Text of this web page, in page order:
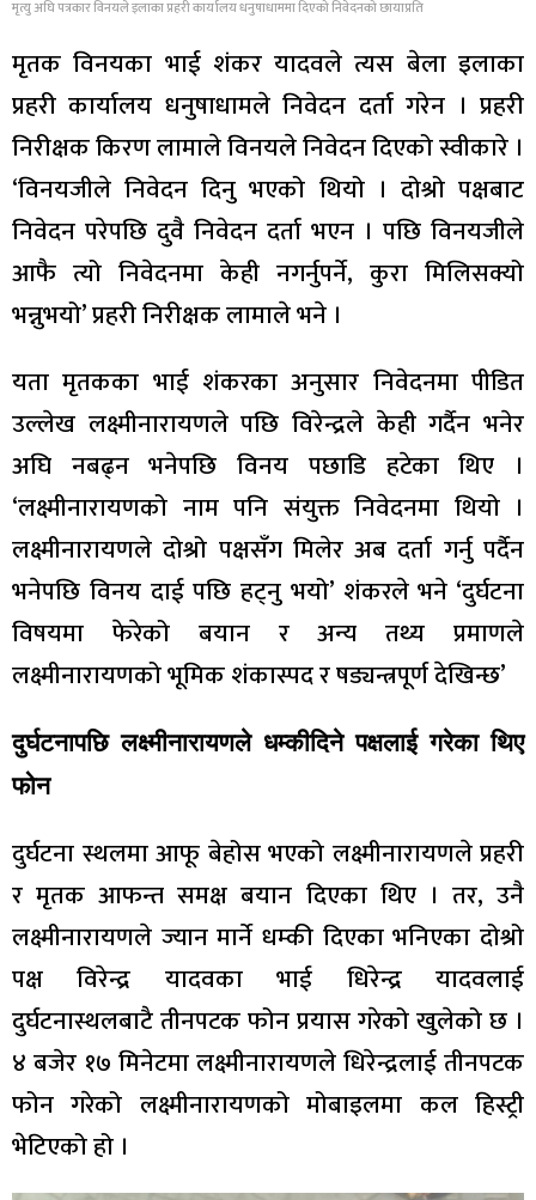
मृत्यु अघि पत्रकार विनयले इलाका प्रहरी कार्यालय धनुषाधाममा दिएको निवेदनको छायाप्रति
मृतक विनयका भाई शंकर यादवले त्यस बेला इलाका
प्रहरी कार्यालय धनुषाधामले निवेदन दर्ता गरेन । प्रहरी
निरीक्षक किरण लामाले विनयले निवेदन दिएको स्वीकारे ।
‘विनयजीले निवेदन दिनु भएको थियो । दोश्रो पक्षबाट
निवेदन परेपछि दुवै निवेदन दर्ता भएन । पछि विनयजीले
आफै त्यो निवेदनमा केही नगर्नुपर्ने, कुरा मिलिसक्यो
भन्नुभयो’ प्रहरी निरीक्षक लामाले भने ।
यता मृतकका भाई शंकरका अनुसार निवेदनमा पीडित
उल्लेख लक्ष्मीनारायणले पछि विरेन्द्रले केही गर्दैन भनेर
अघि नबढ्न भनेपछि विनय पछाडि हटेका थिए ।
‘लक्ष्मीनारायणको नाम पनि संयुक्त निवेदनमा थियो ।
लक्ष्मीनारायणले दोश्रो पक्षसँग मिलेर अब दर्ता गर्नु पर्दैन
भनेपछि विनय दाई पछि हट्नु भयो’ शंकरले भने ‘दुर्घटना
विषयमा फेरेको बयान र अन्य तथ्य प्रमाणले
लक्ष्मीनारायणको भूमिक शंकास्पद र षड्यन्त्रपूर्ण देखिन्छ’
दुर्घटनापछि लक्ष्मीनारायणले धम्कीदिने पक्षलाई गरेका थिए
फोन
दुर्घटना स्थलमा आफू बेहोस भएको लक्ष्मीनारायणले प्रहरी
र मृतक आफन्त समक्ष बयान दिएका थिए । तर, उनै
लक्ष्मीनारायणले ज्यान मार्ने धम्की दिएका भनिएका दोश्रो
पक्ष विरेन्द्र यादवका भाई धिरेन्द्र यादवलाई
दुर्घटनास्थलबाटै तीनपटक फोन प्रयास गरेको खुलेको छ ।
४ बजेर १७ मिनेटमा लक्ष्मीनारायणले धिरेन्द्रलाई तीनपटक
फोन गरेको लक्ष्मीनारायणको मोबाइलमा कल हिस्ट्री
भेटिएको हो ।